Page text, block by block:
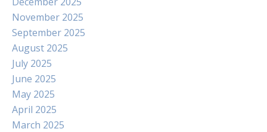
November 2025
September 2025
August 2025
July 2025
June 2025
May 2025
April 2025
March 2025